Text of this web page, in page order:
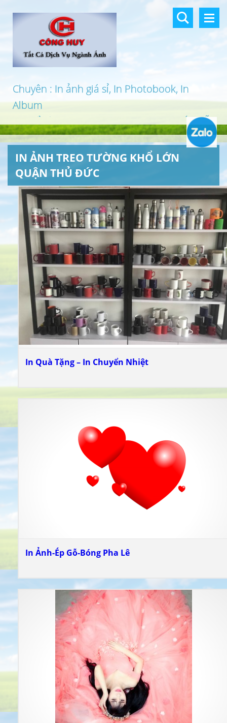
Chuyên : In ảnh giá sỉ, In Photobook, In
Album
In khổ lớn, In UV 3D, In Canvas, In PP, Ép Gỗ
…
IN ẢNH TREO TƯỜNG KHỔ LỚN
QUẬN THỦ ĐỨC
In Quà Tặng – In Chuyển Nhiệt
In Ảnh-Ép Gỗ-Bóng Pha Lê